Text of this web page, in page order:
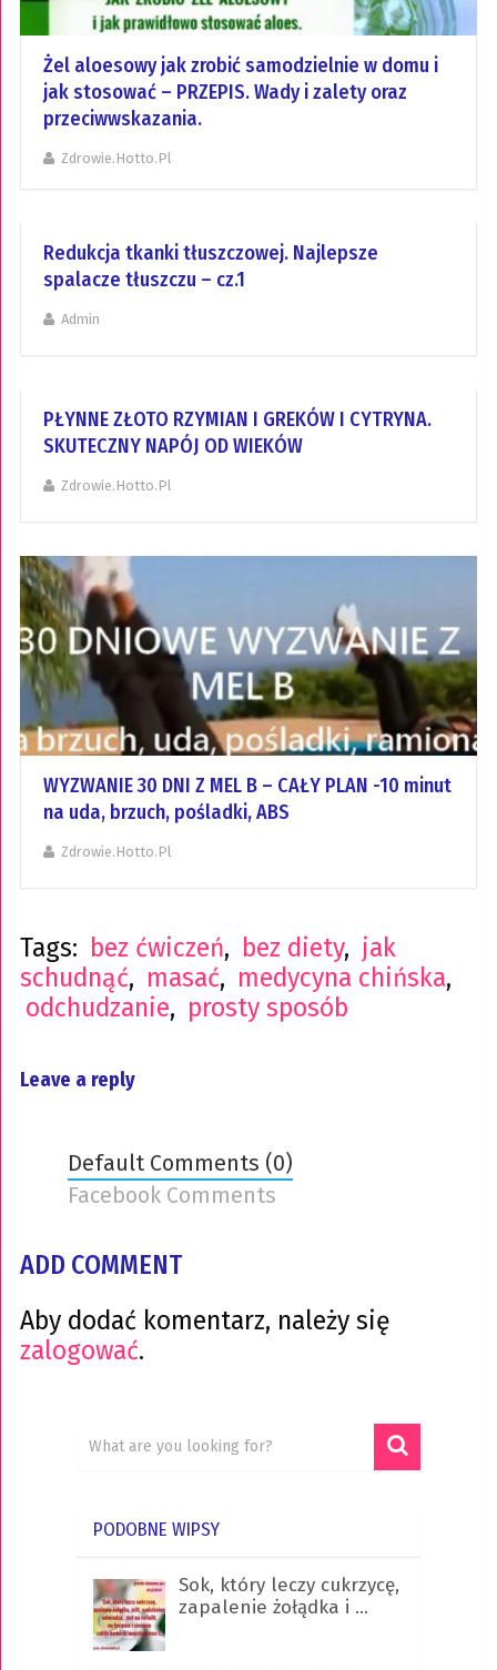
Żel aloesowy jak zrobić samodzielnie w domu i
jak stosować – PRZEPIS. Wady i zalety oraz
przeciwwskazania.
Zdrowie.hotto.pl
Redukcja tkanki tłuszczowej. Najlepsze
spalacze tłuszczu – cz.1
Admin
PŁYNNE ZŁOTO RZYMIAN I GREKÓW I CYTRYNA.
SKUTECZNY NAPÓJ OD WIEKÓW
Zdrowie.hotto.pl
WYZWANIE 30 DNI Z MEL B – CAŁY PLAN -10 minut
na uda, brzuch, pośladki, ABS
Zdrowie.hotto.pl
Tags: bez ćwiczeń, bez diety, jak
schudnąć, masać, medycyna chińska,
odchudzanie, prosty sposób
Leave a reply
Default Comments (0)
Facebook Comments
ADD COMMENT
Aby dodać komentarz, należy się
zalogować.
PODOBNE WIPSY
Sok, który leczy cukrzycę,
zapalenie żołądka i …